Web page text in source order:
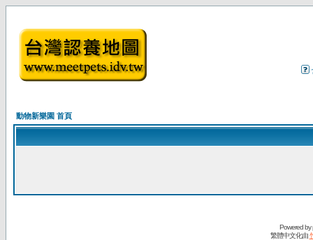
動物新樂園 首頁
Powered by
繁體中文化由